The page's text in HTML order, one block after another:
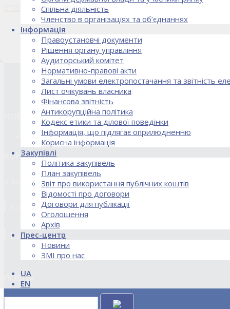
Спільна діяльність
Членство в організаціях та об’єднаннях
Інформація
Правоустановчі документи
Рішення органу управління
Аудиторський комітет
Нормативно-правові акти
Загальні умови електропостачання та звітність
Лист очікувань власника
Фінансова звітність
Антикорупційна політика
Кодекс етики та ділової поведінки
Інформація, що підлягає оприлюдненню
Корисна інформація
Закупівлі
Політика закупівель
План закупівель
Звіт про використання публічних коштів
Відомості про договори
Договори для публікації
Оголошення
Архів
Прес-центр
Новини
ЗМІ про нас
UA
EN
DTEK-Vysokovoltni-merezhi-01_11_2019
НОВИНИ
18.02.2026 Стартував процес реорганізації ДПЗД
КОНТАКТИ
м. Київ, вул. Кирилівська, 85
Контакти договірного відділу, розрахункового відділу та відділу
kanc@uie.kiev.ua
ПОШУК